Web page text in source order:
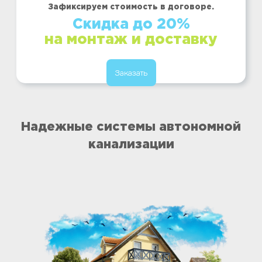
Зафиксируем стоимость в договоре.
Скидка до 20%
на монтаж и доставку
Заказать
Надежные системы автономной
канализации